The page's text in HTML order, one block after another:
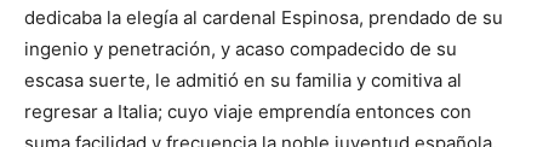
dedicaba la elegía al cardenal Espinosa, prendado de su
ingenio y penetración, y acaso compadecido de su
escasa suerte, le admitió en su familia y comitiva al
regresar a Italia; cuyo viaje emprendía entonces con